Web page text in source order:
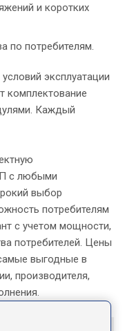
и коротких
по потребителям.
эксплуатации
комплектование
Каждый
с любыми
выбор
потребителям
с учетом мощности,
потребителей. Цены
выгодные в
производителя,